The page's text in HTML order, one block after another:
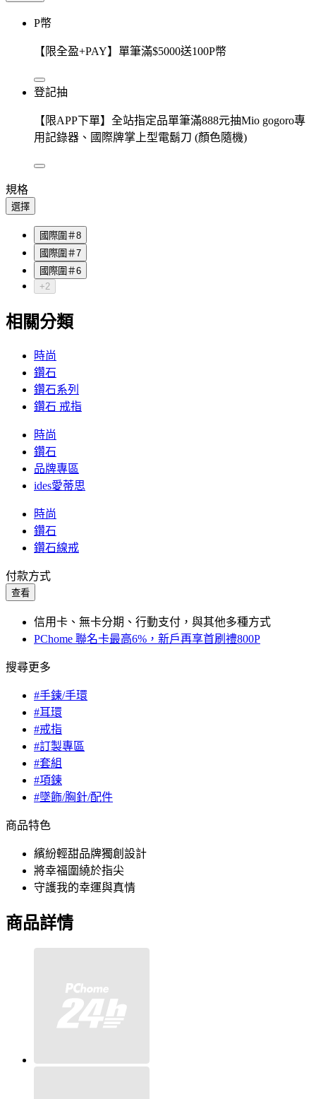
P幣
【限全盈+PAY】單筆滿$5000送100P幣
登記抽
【限APP下單】全站指定品單筆滿888元抽Mio gogoro專
用記錄器、國際牌掌上型電鬍刀 (顏色隨機)
規格
選擇
國際圍＃8
國際圍＃7
國際圍＃6
+2
相關分類
時尚
鑽石
鑽石系列
鑽石 戒指
時尚
鑽石
品牌專區
ides愛蒂思
時尚
鑽石
鑽石線戒
付款方式
查看
信用卡、無卡分期、行動支付，與其他多種方式
PChome 聯名卡最高6%，新戶再享首刷禮800P
搜尋更多
#手鍊/手環
#耳環
#戒指
#訂製專區
#套組
#項鍊
#墜飾/胸針/配件
商品特色
繽紛輕甜品牌獨創設計
將幸福圍繞於指尖
守護我的幸運與真情
商品詳情